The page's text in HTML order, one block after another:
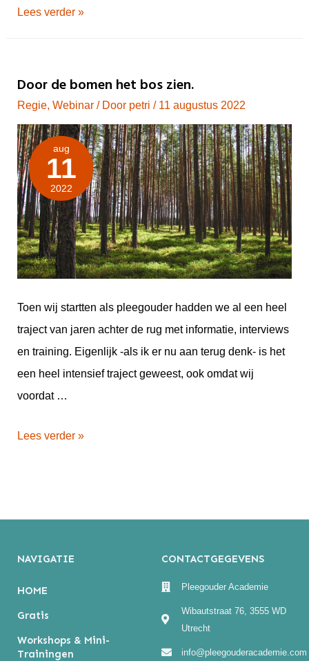
Lees verder »
Door de bomen het bos zien.
Regie,Webinar / Door petri / 11 augustus 2022
aug
11
2022
Toen wij startten als pleegouder hadden we al een heel
traject van jaren achter de rug met informatie, interviews
en training. Eigenlijk -als ik er nu aan terug denk- is het
een heel intensief traject geweest, ook omdat wij
voordat …
Lees verder »
NAVIGATIE
HOME
Gratis
Workshops & Mini-
Trainingen
CONTACTGEGEVENS
Pleegouder Academie
Wibautstraat 76, 3555 WD
Utrecht
info@pleegouderacademie.com